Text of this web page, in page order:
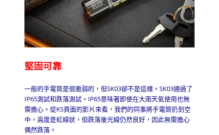
堅固可靠
一般的手電筒是很脆弱的，但SK03卻不是這樣。 SK03通過了
IP65測試和跌落測試。 IP65意味著即使在大雨天氣使用也無
需擔心。從KS頁面的影片來看，我們的同事將手電筒扔到空
中，高度是虹線狀，但跌落後光線仍然良好，因此無需擔心
偶然跌落。